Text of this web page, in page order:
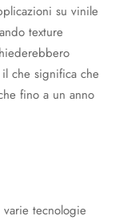
su vinile
texture
che significa che
fino a un anno
tecnologie